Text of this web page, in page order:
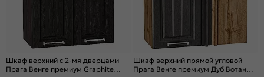
Шкаф верхний с 2-мя дверцами
Прага Венге премиум Graphite
Шкаф верхний прямой угловой
Прага Венге премиум Дуб Вотан